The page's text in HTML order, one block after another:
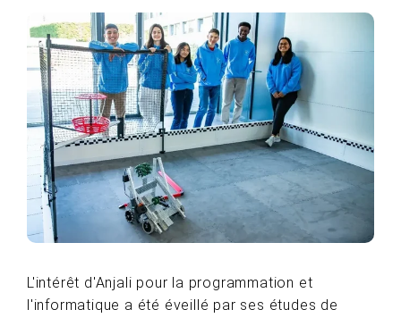
L'intérêt d'Anjali pour la programmation et
l'informatique a été éveillé par ses études de